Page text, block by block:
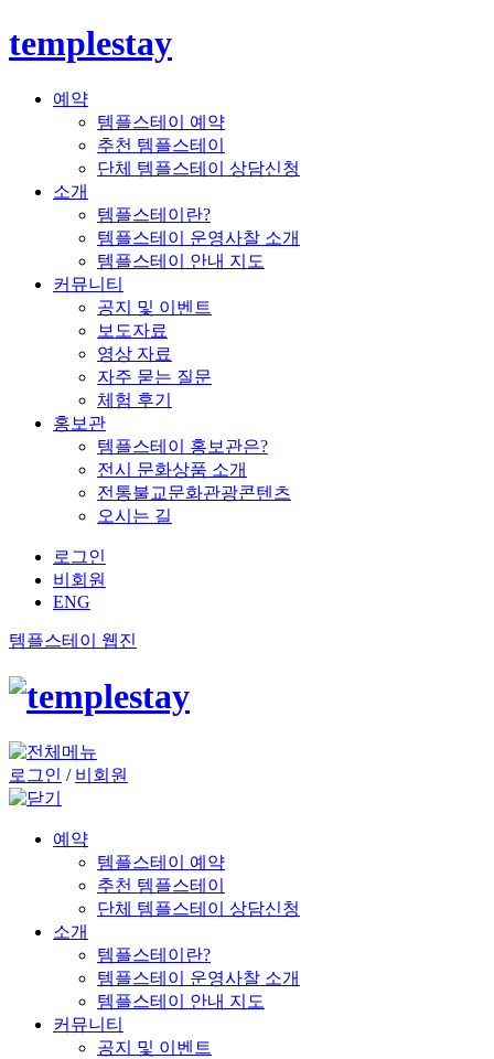
templestay
예약
템플스테이 예약
추천 템플스테이
단체 템플스테이 상담신청
소개
템플스테이란?
템플스테이 운영사찰 소개
템플스테이 안내 지도
커뮤니티
공지 및 이벤트
보도자료
영상 자료
자주 묻는 질문
체험 후기
홍보관
템플스테이 홍보관은?
전시 문화상품 소개
전통불교문화관광콘텐츠
오시는 길
로그인
비회원
ENG
템플스테이 웹진
로그인 / 비회원
예약
템플스테이 예약
추천 템플스테이
단체 템플스테이 상담신청
소개
템플스테이란?
템플스테이 운영사찰 소개
템플스테이 안내 지도
커뮤니티
공지 및 이벤트